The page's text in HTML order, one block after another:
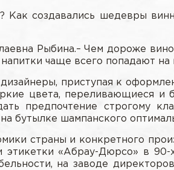
создавались шедевры
Рыбина.– Чем дороже
чаще всего попадают на
приступая к
цвета, переливающиеся и
предпочтение строгому
бутылке шампанского
страны и конкретного
этикетки «Абрау-Дюрсо» в
на заводе